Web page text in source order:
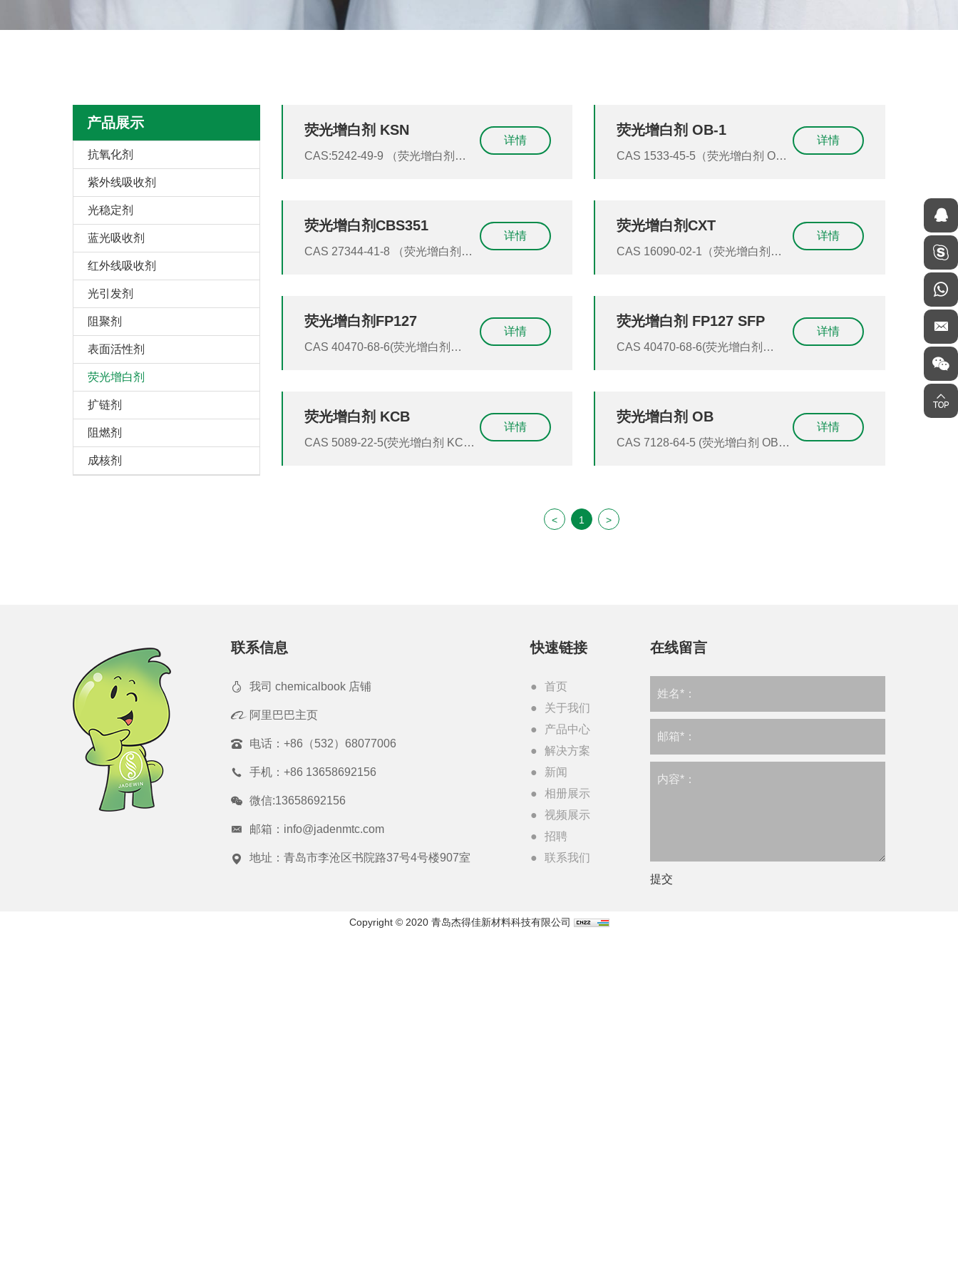
产品展示
抗氧化剂
紫外线吸收剂
光稳定剂
蓝光吸收剂
红外线吸收剂
光引发剂
阻聚剂
表面活性剂
荧光增白剂
扩链剂
阻燃剂
成核剂
荧光增白剂 KSN
CAS:5242-49-9 （荧光增白剂
详情
荧光增白剂 OB-1
CAS 1533-45-5（荧光增白剂 OB-
详情
荧光增白剂CBS351
CAS 27344-41-8 （荧光增白剂
（CBS-351）54351-85-8
详情
荧光增白剂CXT
CAS 16090-02-1（荧光增白剂
详情
荧光增白剂FP127
CAS 40470-68-6(荧光增白剂
详情
荧光增白剂 FP127 SFP
CAS 40470-68-6(荧光增白剂
(FP127-SFP)(FP127SFP)
详情
荧光增白剂 KCB
CAS 5089-22-5(荧光增白剂 KCB)
详情
荧光增白剂 OB
CAS 7128-64-5 (荧光增白剂 OB)
详情
< 1 >
联系信息
我司 chemicalbook 店铺
阿里巴巴主页
电话： +86（532）68077006
手机： +86 13658692156
微信:13658692156
邮箱： info@jadenmtc.com
地址：青岛市李沧区书院路37号4号楼907室
快速链接
首页
关于我们
产品中心
解决方案
新闻
相册展示
视频展示
招聘
联系我们
在线留言
提交
Copyright © 2020 青岛杰得佳新材料科技有限公司